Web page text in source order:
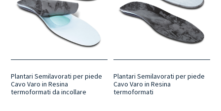
Plantari Semilavorati per piede
Cavo Varo in Resina
termoformati da incollare
Plantari Semilavorati per piede
Cavo Varo in Resina
termoformati